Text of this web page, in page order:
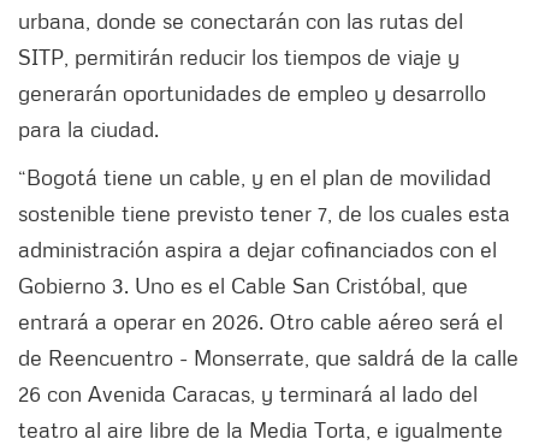
urbana, donde se conectarán con las rutas del
SITP, permitirán reducir los tiempos de viaje y
generarán oportunidades de empleo y desarrollo
para la ciudad.
“Bogotá tiene un cable, y en el plan de movilidad
sostenible tiene previsto tener 7, de los cuales esta
administración aspira a dejar cofinanciados con el
Gobierno 3. Uno es el Cable San Cristóbal, que
entrará a operar en 2026. Otro cable aéreo será el
de Reencuentro - Monserrate, que saldrá de la calle
26 con Avenida Caracas, y terminará al lado del
teatro al aire libre de la Media Torta, e igualmente